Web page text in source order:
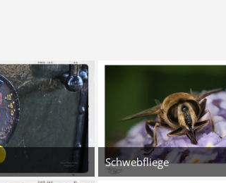
5
2026 um 14:17
Schwebfliege
3. August 2026 um